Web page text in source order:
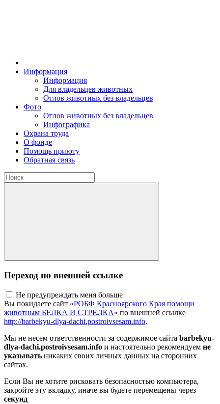
Информация
Информация
Для владельцев животных
Отлов животных без владельцев
Фото
Отлов животных без владельцев
Инфографика
Охрана труда
О фонде
Помощь приюту
Обратная связь
Переход по внешней ссылке
Не предупреждать меня больше
Вы покидаете сайт «РОБФ Красноярского Края помощи
животным БЕЛКА И СТРЕЛКА» по внешней ссылке
http://barbekyu-dlya-dachi.postroivsesam.info.
Мы не несем ответственности за содержимое сайта barbekyu-
dlya-dachi.postroivsesam.info и настоятельно рекомендуем не
указывать никаких своих личных данных на сторонних
сайтах.
Если Вы не хотите рисковать безопасностью компьютера,
закройте эту вкладку, иначе вы будете перемещены через
секунд